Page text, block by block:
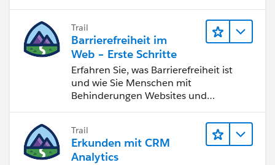
bessere Geschäftsergebnisse zu
erzielen.
Trail
Barrierefreiheit im
Web – Erste Schritte
Erfahren Sie, was Barrierefreiheit ist
und wie Sie Menschen mit
Behinderungen Websites und
Trail
Erkunden mit CRM
Analytics